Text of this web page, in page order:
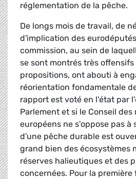
réglementation de la pêche.
De longs mois de travail, de
d'implication des
commission, au sein de
se sont montrés très
propositions, ont abouti à
réorientation fondamentale
rapport est voté en l'état par
Parlement et si le Conseil des
européens ne s'oppose pas à
d'une pêche durable est
grand bien des écosystèmes
réserves halieutiques et des
concernées. Pour la